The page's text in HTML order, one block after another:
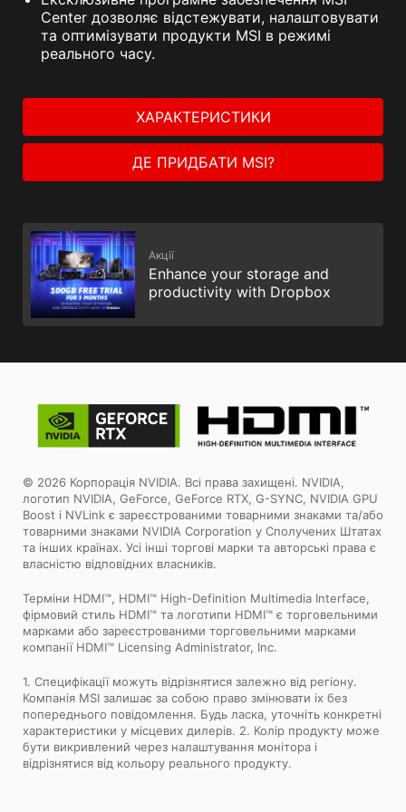
Center дозволяє відстежувати, налаштовувати
та оптимізувати продукти MSI в режимі
реального часу.
ХАРАКТЕРИСТИКИ
ДЕ ПРИДБАТИ MSI?
Акції
Enhance your storage and
productivity with Dropbox
© 2026 Корпорація NVIDIA. Всі права захищені. NVIDIA,
логотип NVIDIA, GeForce, GeForce RTX, G-SYNC, NVIDIA GPU
Boost і NVLink є зареєстрованими товарними знаками та/або
товарними знаками NVIDIA Corporation у Сполучених Штатах
та інших країнах. Усі інші торгові марки та авторські права є
власністю відповідних власників.
Терміни HDMI™, HDMI™ High-Definition Multimedia Interface,
фірмовий стиль HDMI™ та логотипи HDMI™ є торговельними
марками або зареєстрованими торговельними марками
компанії HDMI™ Licensing Administrator, Inc.
1. Специфікації можуть відрізнятися залежно від регіону.
Компанія MSI залишає за собою право змінювати іх без
попереднього повідомлення. Будь ласка, уточніть конкретні
характеристики у місцевих дилерів. 2. Колір продукту може
бути викривлений через налаштування монітора і
відрізнятися від кольору реального продукту.